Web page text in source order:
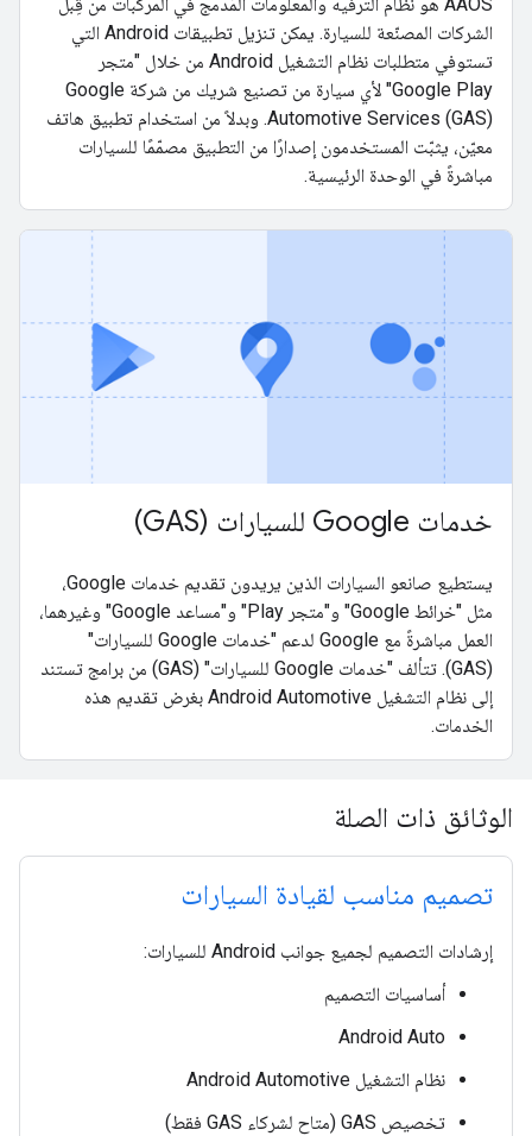
الشركات المصنّعة للسيارة. يمكن تنزيل تطبيقات Android التي
تستوفي متطلبات نظام التشغيل Android من خلال "متجر
Google Play" لأي سيارة من تصنيع شريك من شركة Google
Automotive Services (GAS). وبدلاً من استخدام تطبيق هاتف
معيّن، يثبّت المستخدمون إصدارًا من التطبيق مصمّمًا للسيارات
مباشرةً في الوحدة الرئيسية.
خدمات Google للسيارات (GAS)
يستطيع صانعو السيارات الذين يريدون تقديم خدمات Google،
مثل "خرائط Google" و"متجر Play" و"مساعد Google" وغيرهما،
العمل مباشرةً مع Google لدعم "خدمات Google للسيارات"
(GAS). تتألف "خدمات Google للسيارات" (GAS) من برامج تستند
إلى نظام التشغيل Android Automotive بغرض تقديم هذه
الخدمات.
الوثائق ذات الصلة
تصميم مناسب لقيادة السيارات
إرشادات التصميم لجميع جوانب Android للسيارات:
أساسيات التصميم
Android Auto
نظام التشغيل Android Automotive
تخصيص GAS (متاح لشركاء GAS فقط)